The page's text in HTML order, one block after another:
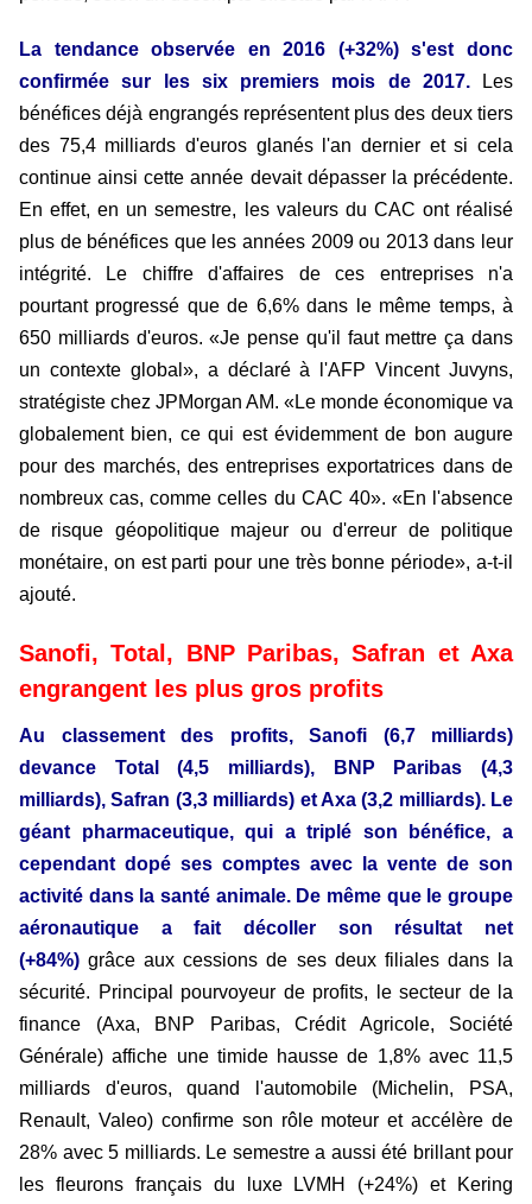
La tendance observée en 2016 (+32%) s'est donc
confirmée sur les six premiers mois de 2017.
Les
bénéfices déjà engrangés représentent plus des deux tiers
des 75,4 milliards d'euros glanés l'an dernier et si cela
continue ainsi cette année devait dépasser la précédente.
En effet, en un semestre, les valeurs du CAC ont réalisé
plus de bénéfices que les années 2009 ou 2013 dans leur
intégrité. Le chiffre d'affaires de ces entreprises n'a
pourtant progressé que de 6,6% dans le même temps, à
650 milliards d'euros. «Je pense qu'il faut mettre ça dans
un contexte global», a déclaré à l'AFP Vincent Juvyns,
stratégiste chez JPMorgan AM. «Le monde économique va
globalement bien, ce qui est évidemment de bon augure
pour des marchés, des entreprises exportatrices dans de
nombreux cas, comme celles du CAC 40». «En l'absence
de risque géopolitique majeur ou d'erreur de politique
monétaire, on est parti pour une très bonne période», a-t-il
ajouté.
Sanofi, Total, BNP Paribas, Safran et Axa
engrangent les plus gros profits
Au classement des profits, Sanofi (6,7 milliards)
devance Total (4,5 milliards), BNP Paribas (4,3
milliards), Safran (3,3 milliards) et Axa (3,2 milliards). Le
géant pharmaceutique, qui a triplé son bénéfice, a
cependant dopé ses comptes avec la vente de son
activité dans la santé animale. De même que le groupe
aéronautique a fait décoller son résultat net
(+84%)grâce aux cessions de ses deux filiales dans la
sécurité. Principal pourvoyeur de profits, le secteur de la
finance (Axa, BNP Paribas, Crédit Agricole, Société
Générale) affiche une timide hausse de 1,8% avec 11,5
milliards d'euros, quand l'automobile (Michelin, PSA,
Renault, Valeo) confirme son rôle moteur et accélère de
28% avec 5 milliards. Le semestre a aussi été brillant pour
les fleurons français du luxe LVMH (+24%) et Kering